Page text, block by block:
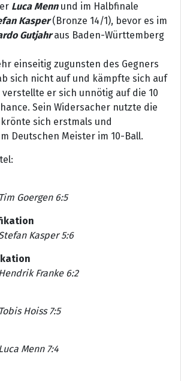
Luca Mennund im Halbfinale
Kasper (Bronze 14/1), bevor es im
Gutjahraus Baden-Württemberg
einseitig zugunsten des Gegners
sich nicht auf und kämpfte sich auf
verstellte er sich unnötig auf die 10
Sein Widersacher nutzte die
sich erstmals und
Deutschen Meister im 10-Ball.
Goergen 6:5
Kasper 5:6
Franke 6:2
Hoiss 7:5
Menn 7:4